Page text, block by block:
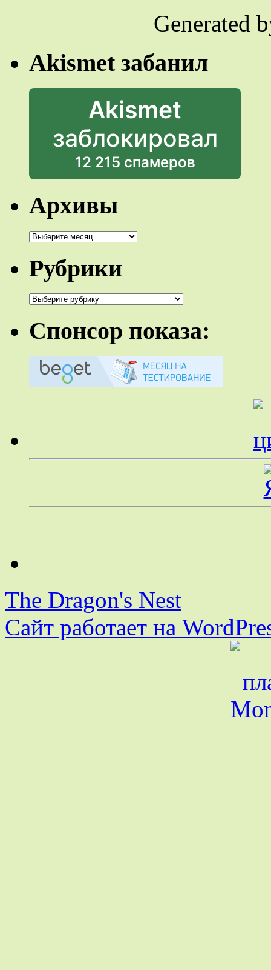
Generated
Akismet забанил
Akismet
заблокировал
12 215 спамеров
Архивы
Архивы
Рубрики
Рубрики
Спонсор показа:
The Dragon's Nest
Сайт работает на